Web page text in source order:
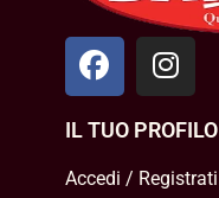
IL TUO PROFILO
Accedi / Registrati